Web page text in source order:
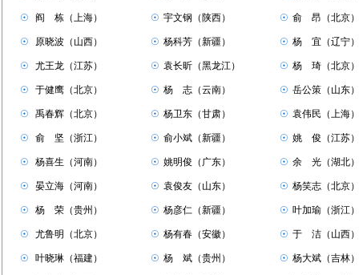
☉ 阎 栋（上海） ☉ 宇文钢（陕西） ☉ 俞 昂（北京）
☉ 原晓波（山西） ☉ 杨科芳（新疆） ☉ 杨 宜（辽宁）
☉ 尤王龙（江苏） ☉ 袁长昕（黑龙江） ☉ 杨 琦（北京）
☉ 于健鹰（北京） ☉ 杨 志（云南） ☉ 岳公策（山东）
☉ 禹春辉（北京） ☉ 杨卫东（甘肃） ☉ 袁伟民（上海）
☉ 俞 坚（浙江） ☉ 俞小斌（新疆） ☉ 姚 俊（江苏）
☉ 杨喜生（河南） ☉ 姚明俊（广东） ☉ 余 光（湖北）
☉ 晏立海（河南） ☉ 袁俊友（山东） ☉ 杨笑志（北京）
☉ 杨 荣（贵州） ☉ 杨彦仁（新疆） ☉ 叶加瑜（浙江）
☉ 尤鲁明（北京） ☉ 杨有春（安徽） ☉ 于 洁（山西）
☉ 叶晓琳（福建） ☉ 杨 斌（贵州） ☉ 杨大斌（吉林）